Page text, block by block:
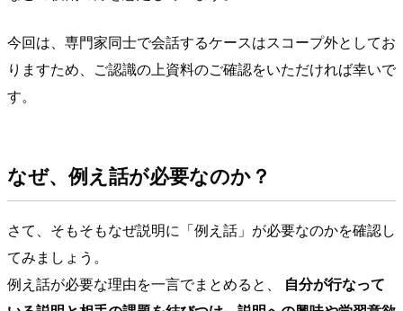
今回は、専門家同士で会話するケースはスコープ外としてお
りますため、ご認識の上資料のご確認をいただければ幸いで
す。
なぜ、例え話が必要なのか？
さて、そもそもなぜ説明に「例え話」が必要なのかを確認し
てみましょう。
例え話が必要な理由を一言でまとめると、 自分が行なって